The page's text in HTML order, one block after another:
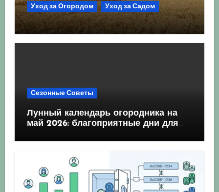
Уход за Огородом
Уход за Садом
Агрокультура України осінь 2026:
Сезонные Советы
Лунный календарь огородника на
май 2026: благоприятные дни для